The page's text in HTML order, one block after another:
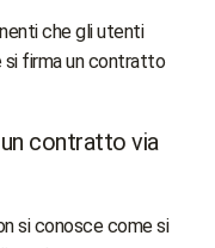
che gli utenti
si firma un contratto
contratto via
si conosce come si